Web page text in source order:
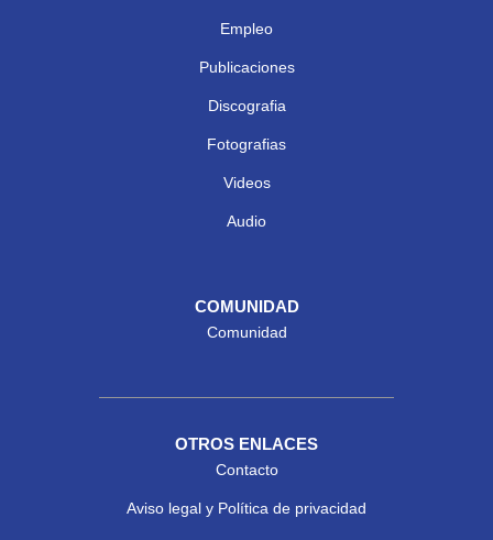
Empleo
Publicaciones
Discografia
Fotografias
Videos
Audio
COMUNIDAD
Comunidad
OTROS ENLACES
Contacto
Aviso legal y Política de privacidad